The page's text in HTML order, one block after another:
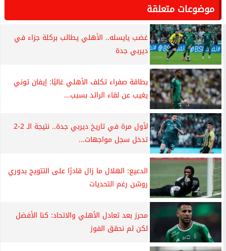
موضوعات متعلقة
غضب يايسله.. الأهلي يطالب بركلة جزاء في
ديربي جدة
بطاقة صفراء تكلف الأهلي غاليًا: إيفان توني
يغيب عن لقاء الرائد بسبب...
لأول مرة في تاريخ ديربي جدة.. نتيجة الـ 2-2
تدخل سجل مواجهات...
الدعيع: الهلال ما زال قادرًا على التتويج بدوري
روشن رغم التحديات
محرز بعد تعادل الأهلي والاتحاد: كنا الأفضل
لكن لم نحقق الفوز